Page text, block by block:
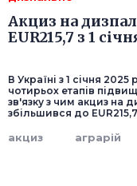
Акциз на
EUR215,7 з 1
В Україні з 1 січня
чотирьох етапів
зв'язку з чим акциз на
збільшився до EUR215,7
акциз аграрій